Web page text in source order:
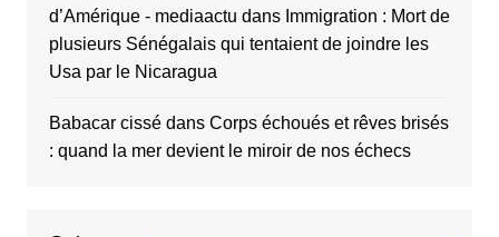
d’Amérique - mediaactu dans Immigration : Mort de
plusieurs Sénégalais qui tentaient de joindre les
Usa par le Nicaragua
Babacar cissédans Corps échoués et rêves brisés
: quand la mer devient le miroir de nos échecs